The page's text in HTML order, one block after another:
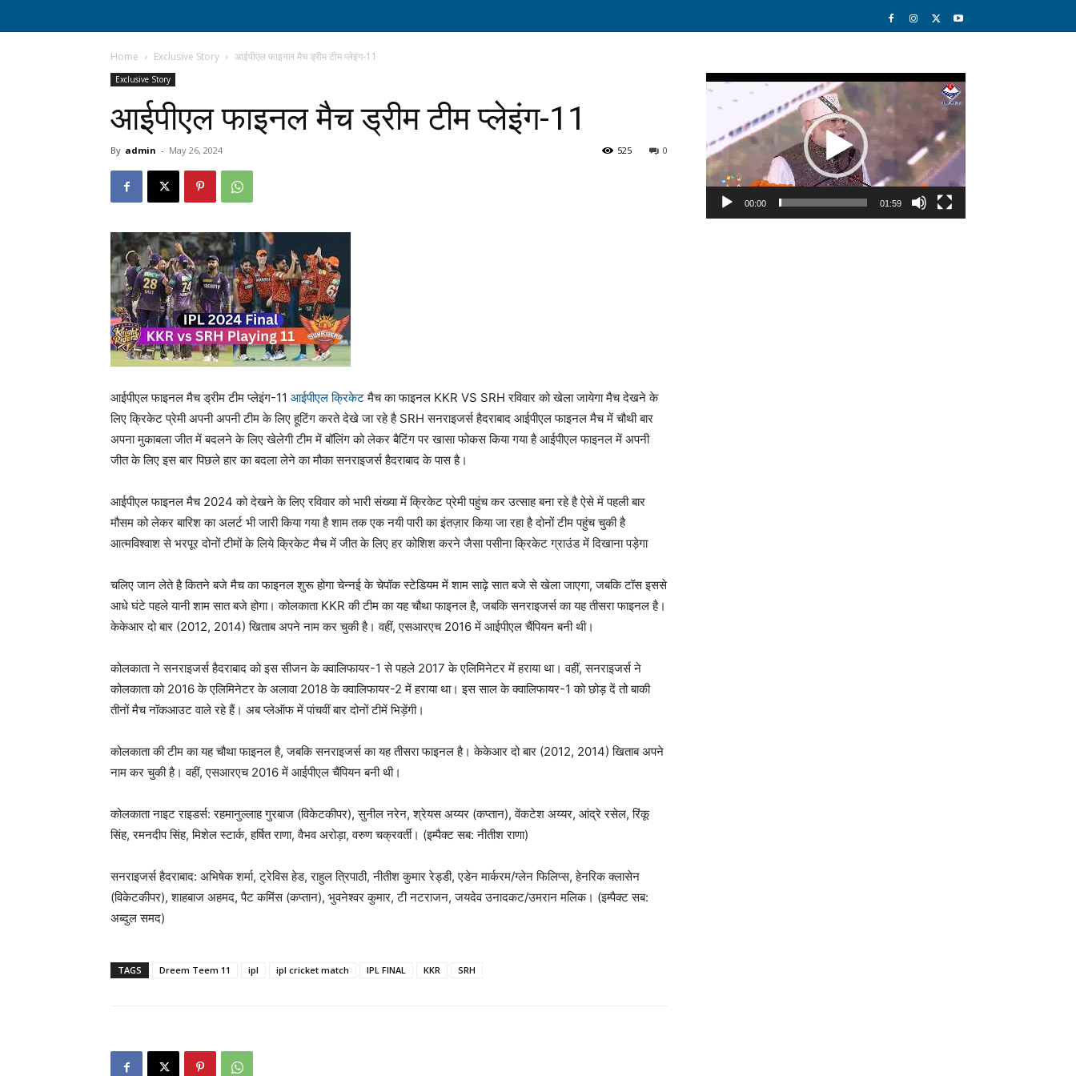
Home Exclusive Story आईपीएल फाइनल मैच ड्रीम टीम प्लेइंग-11
Exclusive Story
आईपीएल फाइनल मैच ड्रीम टीम प्लेइंग-11
By admin - May 26, 2024 0
525
आईपीएल फाइनल मैच ड्रीम टीम प्लेइंग-11 आईपीएल क्रिकेटमैच का फाइनल KKR VS SRH रविवार को खेला जायेगा मैच देखने के
लिए क्रिकेट प्रेमी अपनी अपनी टीम के लिए हूटिंग करते देखे जा रहे है SRH सनराइजर्स हैदराबाद आईपीएल फाइनल मैच में चौथी बार
अपना मुकाबला जीत में बदलने के लिए खेलेगी टीम में बॉलिंग को लेकर बैटिंग पर खासा फोकस किया गया है आईपीएल फाइनल में अपनी
जीत के लिए इस बार पिछले हार का बदला लेने का मौका सनराइजर्स हैदराबाद के पास है।
आईपीएल फाइनल मैच 2024 को देखने के लिए रविवार को भारी संख्या में क्रिकेट प्रेमी पहुंच कर उत्साह बना रहे है ऐसे में पहली बार
मौसम को लेकर बारिश का अलर्ट भी जारी किया गया है शाम तक एक नयी पारी का इंतज़ार किया जा रहा है दोनों टीम पहुंच चुकी है
आत्मविश्वाश से भरपूर दोनों टीमों के लिये क्रिकेट मैच में जीत के लिए हर कोशिश करने जैसा पसीना क्रिकेट ग्राउंड में दिखाना पड़ेगा
चलिए जान लेते है कितने बजे मैच का फाइनल शुरू होगा चेन्नई के चेपॉक स्टेडियम में शाम साढ़े सात बजे से खेला जाएगा, जबकि टॉस इससे
आधे घंटे पहले यानी शाम सात बजे होगा। कोलकाता KKR की टीम का यह चौथा फाइनल है, जबकि सनराइजर्स का यह तीसरा फाइनल है।
केकेआर दो बार (2012, 2014) खिताब अपने नाम कर चुकी है। वहीं, एसआरएच 2016 में आईपीएल चैंपियन बनी थी।
कोलकाता ने सनराइजर्स हैदराबाद को इस सीजन के क्वालिफायर-1 से पहले 2017 के एलिमिनेटर में हराया था। वहीं, सनराइजर्स ने
कोलकाता को 2016 के एलिमिनेटर के अलावा 2018 के क्वालिफायर-2 में हराया था। इस साल के क्वालिफायर-1 को छोड़ दें तो बाकी
तीनों मैच नॉकआउट वाले रहे हैं। अब प्लेऑफ में पांचवीं बार दोनों टीमें भिड़ेंगी।
कोलकाता की टीम का यह चौथा फाइनल है, जबकि सनराइजर्स का यह तीसरा फाइनल है। केकेआर दो बार (2012, 2014) खिताब अपने
नाम कर चुकी है। वहीं, एसआरएच 2016 में आईपीएल चैंपियन बनी थी।
कोलकाता नाइट राइडर्स: रहमानुल्लाह गुरबाज (विकेटकीपर), सुनील नरेन, श्रेयस अय्यर (कप्तान), वेंकटेश अय्यर, आंद्रे रसेल, रिंकू
सिंह, रमनदीप सिंह, मिशेल स्टार्क, हर्षित राणा, वैभव अरोड़ा, वरुण चक्रवर्ती। (इम्पैक्ट सब: नीतीश राणा)
सनराइजर्स हैदराबाद: अभिषेक शर्मा, ट्रेविस हेड, राहुल त्रिपाठी, नीतीश कुमार रेड्डी, एडेन मार्करम/ग्लेन फिलिप्स, हेनरिक क्लासेन
(विकेटकीपर), शाहबाज अहमद, पैट कमिंस (कप्तान), भुवनेश्वर कुमार, टी नटराजन, जयदेव उनादकट/उमरान मलिक। (इम्पैक्ट सब:
अब्दुल समद)
TAGS Dreem Teem 11 ipl ipl cricket match IPL FINAL KKR SRH
Video
Player
00:00 01:59